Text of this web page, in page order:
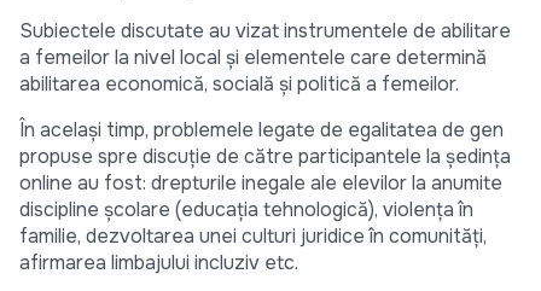
Subiectele discutate au vizat instrumentele de abilitare
a femeilor la nivel local și elementele care determină
abilitarea economică, socială și politică a femeilor.
În același timp, problemele legate de egalitatea de gen
propuse spre discuție de către participantele la ședința
online au fost: drepturile inegale ale elevilor la anumite
discipline școlare (educația tehnologică), violența în
familie, dezvoltarea unei culturi juridice în comunități,
afirmarea limbajului incluziv etc.